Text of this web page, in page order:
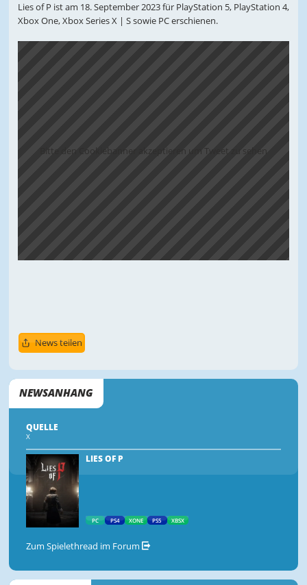
Lies of P ist am 18. September 2023 für PlayStation 5, PlayStation 4,
Xbox One, Xbox Series X | S sowie PC erschienen.
Bitte den Cookiebanner akzeptieren um Tweet zu sehen
News teilen
NEWSANHANG
QUELLE
X
LIES OF P
PC PS4 XONE PS5 XBSX
Zum Spielethread im Forum